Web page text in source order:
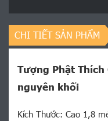
CHI TIẾT SẢN PHẨM
Tượng Phật
nguyên khối
Kích Thước: Cao 1,8